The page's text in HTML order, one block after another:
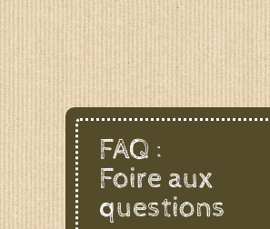
FAQ :
Foire aux
questions